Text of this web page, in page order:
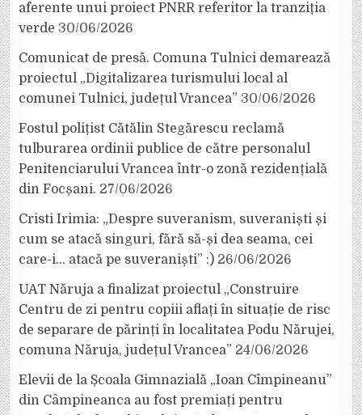
aferente unui proiect PNRR referitor la tranziția
verde 30/06/2026
Comunicat de presă. Comuna Tulnici demarează
proiectul „Digitalizarea turismului local al
comunei Tulnici, județul Vrancea” 30/06/2026
Fostul polițist Cătălin Stegărescu reclamă
tulburarea ordinii publice de către personalul
Penitenciarului Vrancea într-o zonă rezidențială
din Focșani. 27/06/2026
Cristi Irimia: „Despre suveranism, suveraniști și
cum se atacă singuri, fără să-și dea seama, cei
care-i… atacă pe suveraniști” :) 26/06/2026
UAT Năruja a finalizat proiectul „Construire
Centru de zi pentru copiii aflați în situație de risc
de separare de părinți în localitatea Podu Nărujei,
comuna Năruja, județul Vrancea” 24/06/2026
Elevii de la Școala Gimnazială „Ioan Cîmpineanu”
din Câmpineanca au fost premiați pentru